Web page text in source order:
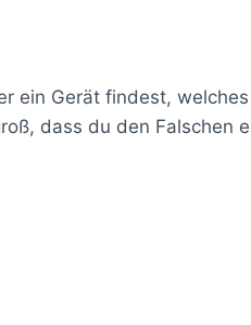
ein Gerät findest,
dass du den Falschen